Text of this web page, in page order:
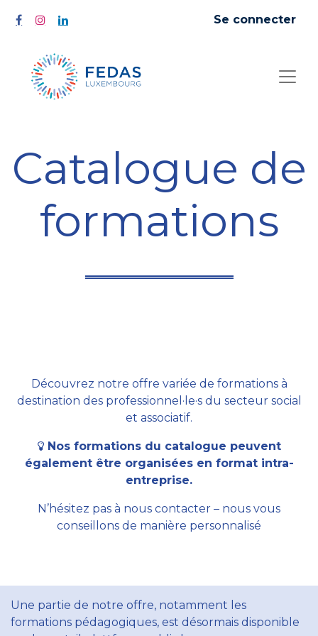
Se connecter
Catalogue de
formations
Découvrez notre offre variée de formations à
destination des professionnel·le·s du secteur social
et associatif.
Nos formations du catalogue peuvent
également être organisées en format intra-
entreprise.
N’hésitez pas à nous contacter – nous vous
conseillons de manière personnalisé
Une partie de notre offre, notamment les
formations pédagogiques, est désormais disponible